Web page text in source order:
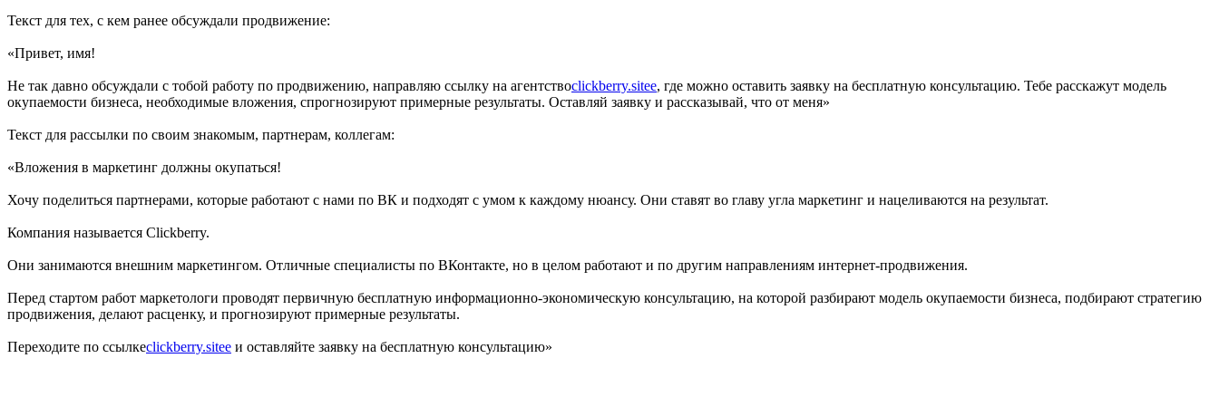
Текст для тех, с кем ранее обсуждали продвижение:
«Привет, имя!
Не так давно обсуждали с тобой работу по продвижению, направляю ссылку на агентствоclickberry.sitee, где можно оставить заявку на бесплатную консультацию. Тебе расскажут модель
окупаемости бизнеса, необходимые вложения, спрогнозируют примерные результаты. Оставляй заявку и рассказывай, что от меня»
Текст для рассылки по своим знакомым, партнерам, коллегам:
«Вложения в маркетинг должны окупаться!
Хочу поделиться партнерами, которые работают с нами по ВК и подходят с умом к каждому нюансу. Они ставят во главу угла маркетинг и нацеливаются на результат.
Компания называется Clickberry.
Они занимаются внешним маркетингом. Отличные специалисты по ВКонтакте, но в целом работают и по другим направлениям интернет-продвижения.
Перед стартом работ маркетологи проводят первичную бесплатную информационно-экономическую консультацию, на которой разбирают модель окупаемости бизнеса, подбирают стратегию
продвижения, делают расценку, и прогнозируют примерные результаты.
Переходите по ссылкеclickberry.sitee и оставляйте заявку на бесплатную консультацию»